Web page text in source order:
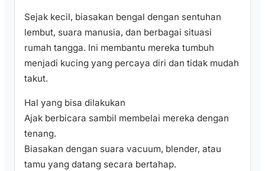
Sejak kecil, biasakan bengal dengan sentuhan
lembut, suara manusia, dan berbagai situasi
rumah tangga. Ini membantu mereka tumbuh
menjadi kucing yang percaya diri dan tidak mudah
takut.
Hal yang bisa dilakukan
Ajak berbicara sambil membelai mereka dengan
tenang.
Biasakan dengan suara vacuum, blender, atau
tamu yang datang secara bertahap.